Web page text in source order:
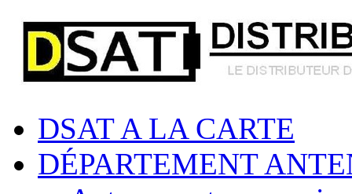
DSAT A LA CARTE
DÉPARTEMENT